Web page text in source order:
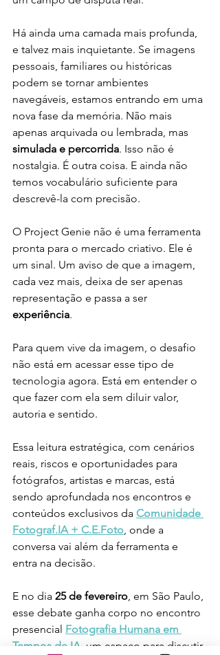
Há ainda uma camada mais profunda,
e talvez mais inquietante. Se imagens
pessoais, familiares ou históricas
podem se tornar ambientes
navegáveis, estamos entrando em uma
nova fase da memória. Não mais
apenas arquivada ou lembrada, mas
simulada e percorrida. Isso não é
nostalgia. É outra coisa. E ainda não
temos vocabulário suficiente para
descrevê-la com precisão.
O Project Genie não é uma ferramenta
pronta para o mercado criativo. Ele é
um sinal. Um aviso de que a imagem,
cada vez mais, deixa de ser apenas
representação e passa a ser
experiência.
Para quem vive da imagem, o desafio
não está em acessar esse tipo de
tecnologia agora. Está em entender o
que fazer com ela sem diluir valor,
autoria e sentido.
Essa leitura estratégica, com cenários
reais, riscos e oportunidades para
fotógrafos, artistas e marcas, está
sendo aprofundada nos encontros e
conteúdos exclusivos da Comunidade
Fotograf.IA + C.E.Foto, onde a
conversa vai além da ferramenta e
entra na decisão.
E no dia 25 de fevereiro, em São Paulo,
esse debate ganha corpo no encontro
presencial Fotografia Humana em
Tempos de IA , um espaço para discutir,